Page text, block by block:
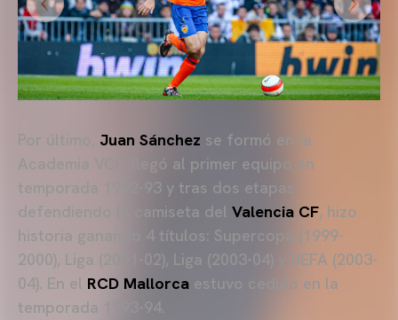
Por último, Juan Sánchez se formó en la
Academia VCF, llegó al primer equipo en
temporada 1992-93 y tras dos etapas
defendiendo la camiseta del Valencia CF, hizo
historia ganando 4 títulos: Supercopa (1999-
2000), Liga (2001-02), Liga (2003-04) y UEFA (2003-
04). En el RCD Mallorca estuvo cedido en la
temporada 1993-94.